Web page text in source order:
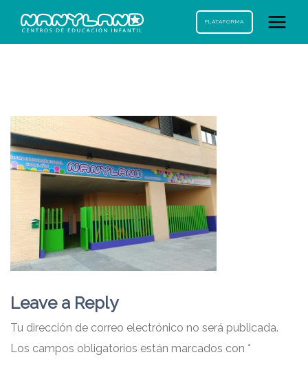
PLATAFORMA
Leave a Reply
Tu dirección de correo electrónico no será publicada.
Los campos obligatorios están marcados con *